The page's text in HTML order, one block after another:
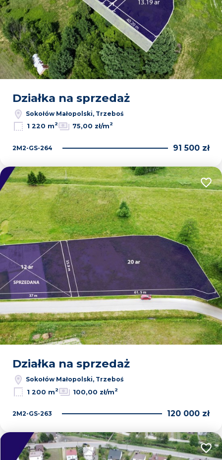
Działka na sprzedaż
Sokołów Małopolski, Trzeboś
1 220 m2 75,00 zł/m2
2M2-GS-264 91 500 zł
Działka na sprzedaż
Sokołów Małopolski, Trzeboś
1 200 m2 100,00 zł/m2
2M2-GS-263 120 000 zł